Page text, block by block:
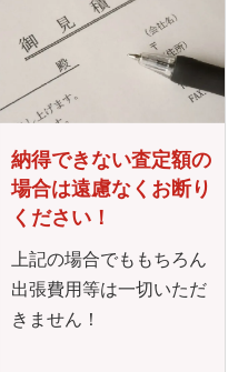
納得できない査定額の
場合は遠慮なくお断り
ください！
上記の場合でももちろん
出張費用等は一切いただ
きません！